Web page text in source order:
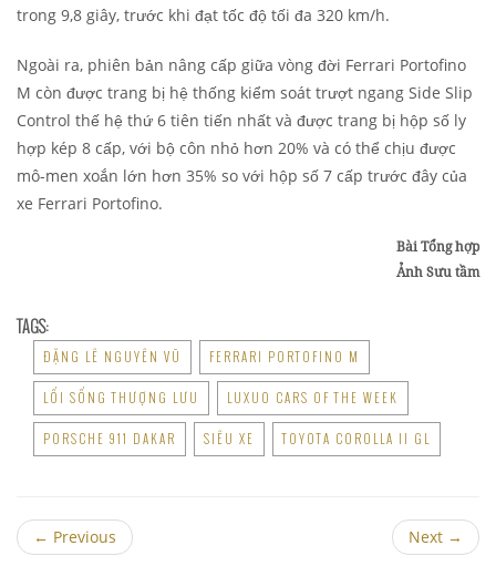
trong 9,8 giây, trước khi đạt tốc độ tối đa 320 km/h.
Ngoài ra, phiên bản nâng cấp giữa vòng đời Ferrari Portofino
M còn được trang bị hệ thống kiểm soát trượt ngang Side Slip
Control thế hệ thứ 6 tiên tiến nhất và được trang bị hộp số ly
hợp kép 8 cấp, với bộ côn nhỏ hơn 20% và có thể chịu được
mô-men xoắn lớn hơn 35% so với hộp số 7 cấp trước đây của
xe Ferrari Portofino.
Bài Tổng hợp
Ảnh Sưu tầm
TAGS:
ĐẶNG LÊ NGUYÊN VŨ FERRARI PORTOFINO M
LỐI SỐNG THƯỢNG LƯU LUXUO CARS OF THE WEEK
PORSCHE 911 DAKAR SIÊU XE TOYOTA COROLLA II GL
← Previous Next →